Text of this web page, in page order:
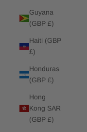
Guyana
(GBP £)
Haiti (GBP
£)
Honduras
(GBP £)
Hong
Kong SAR
(GBP £)